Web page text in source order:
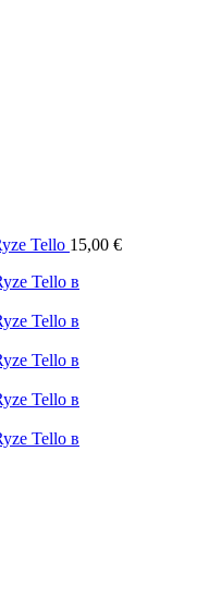
Tello 15,00 €